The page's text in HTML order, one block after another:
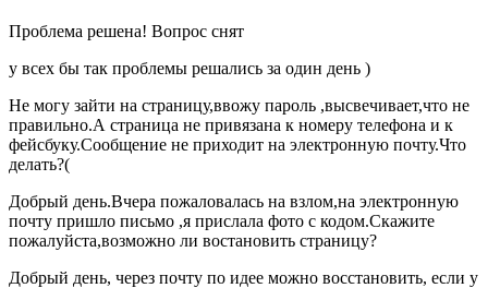
Проблема решена! Вопрос снят
у всех бы так проблемы решались за один день )
Не могу зайти на страницу,ввожу пароль ,высвечивает,что не
правильно.А страница не привязана к номеру телефона и к
фейсбуку.Сообщение не приходит на электронную почту.Что
делать?(
Добрый день.Вчера пожаловалась на взлом,на электронную
почту пришло письмо ,я прислала фото с кодом.Скажите
пожалуйста,возможно ли востановить страницу?
Добрый день, через почту по идее можно восстановить, если у